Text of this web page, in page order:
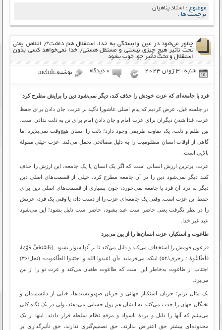
موضوع : استاد پناهیان
برچسب ها :
چطور می‌شود در عین وابستگی به خدا، استقلال هم داشت؟/ اخلاص یعنی
تحت تأثیر هیچ چیزی نیستی و مستقل هستی/ خدا نمی‌خواهد کسی بدون
استقلال و تحت تأثیر جوّ، خوب بشود
شنبه ، 3 ژوئن 2023 ۰ دیدگاه نوشته:mehdi
فرد یا جامعه‌ای که عزت خودش را حذف کند، دیگر نمی‌شود دین را برایش مطرح کرد
در جلسه قبل، عرض کردیم که پیام اصلی عاشورا تأکید بر عزت، جان دادن برای حفظ
عزت، فدا شدنِ دیگران برای عزت امام و جان دادنِ امام برای تن به ذلت ندادن است.
بین ظلم و ذلت، یک تفاوت ظریفی وجود دارد؛ ذلت را انسان هیچ‌وقت نمی‌پذیرد اما
گاهی از اوقات انسان مظلومیت را به دلیل مصالحی تحمل می‌کند. عزت خیلی مقولۀ
بالایی است.
عزت، برترین ارزش انسانی است که اگر یک انسان یا یک جامعه، این ارزش را حذف
کنند دیگر نمی‌شود دین را در آن جامعه مطرح کرد، خیلی از قسمت‌های اصلی دین
دیگر به درد آن فرد یا جامعه نمی‌خورد، چون بسیاری از قسمت‌های اصلی دین برای
حفظ این عزت است. وقتی یک جامعه‌ای عزت را از دست داد، یا وقتی یک فرد، عزتش
را در نظر نگرفت یعنی حاضر است عبد بشود، حاضر است ذلیل بشود؛ این می‌شود
عبد غیر خدا.
طاغوت و استکبار، عزت انسان‌ها را از بین می‌برد
فرعون قومش را استخفاف می‌کند و ذلیل می‌کند تا بر آنها سوار بشود. (فَاسْتَخَفَّ قَوْمَهُ
فَأَطَاعُوهُ ؛ زخرف/۵۴) اینکه می‌فرماید «أنِ اعبدوا الله و اجتَنِبوا الطّاغوت» (نحل/۳۶)
اجتناب از طاغوت به‌خاطر این است که طاغوت طغیان می‌کند و عزت تو را از بین
می‌برد.
یک مثال بزنم؛ جریان استکبار جهانی و جریان صهیونیست‌ها، خیلی از دانشمندان و
نخبگان جهان را جذب می‌کنند به ایشان هم پول حسابی می‌دهند، ولی در یک نگاه کلی
می‌بینیم که آنها را ذلیل و بردۀ باسواد و مرفهِ نظام سلطه قرار دادند. اینها از یک
محدوده‌ای بیشتر حق اعتراض ندارند، حق تصمیم‌گیری ندارند، حق تأثیرگذاری بر